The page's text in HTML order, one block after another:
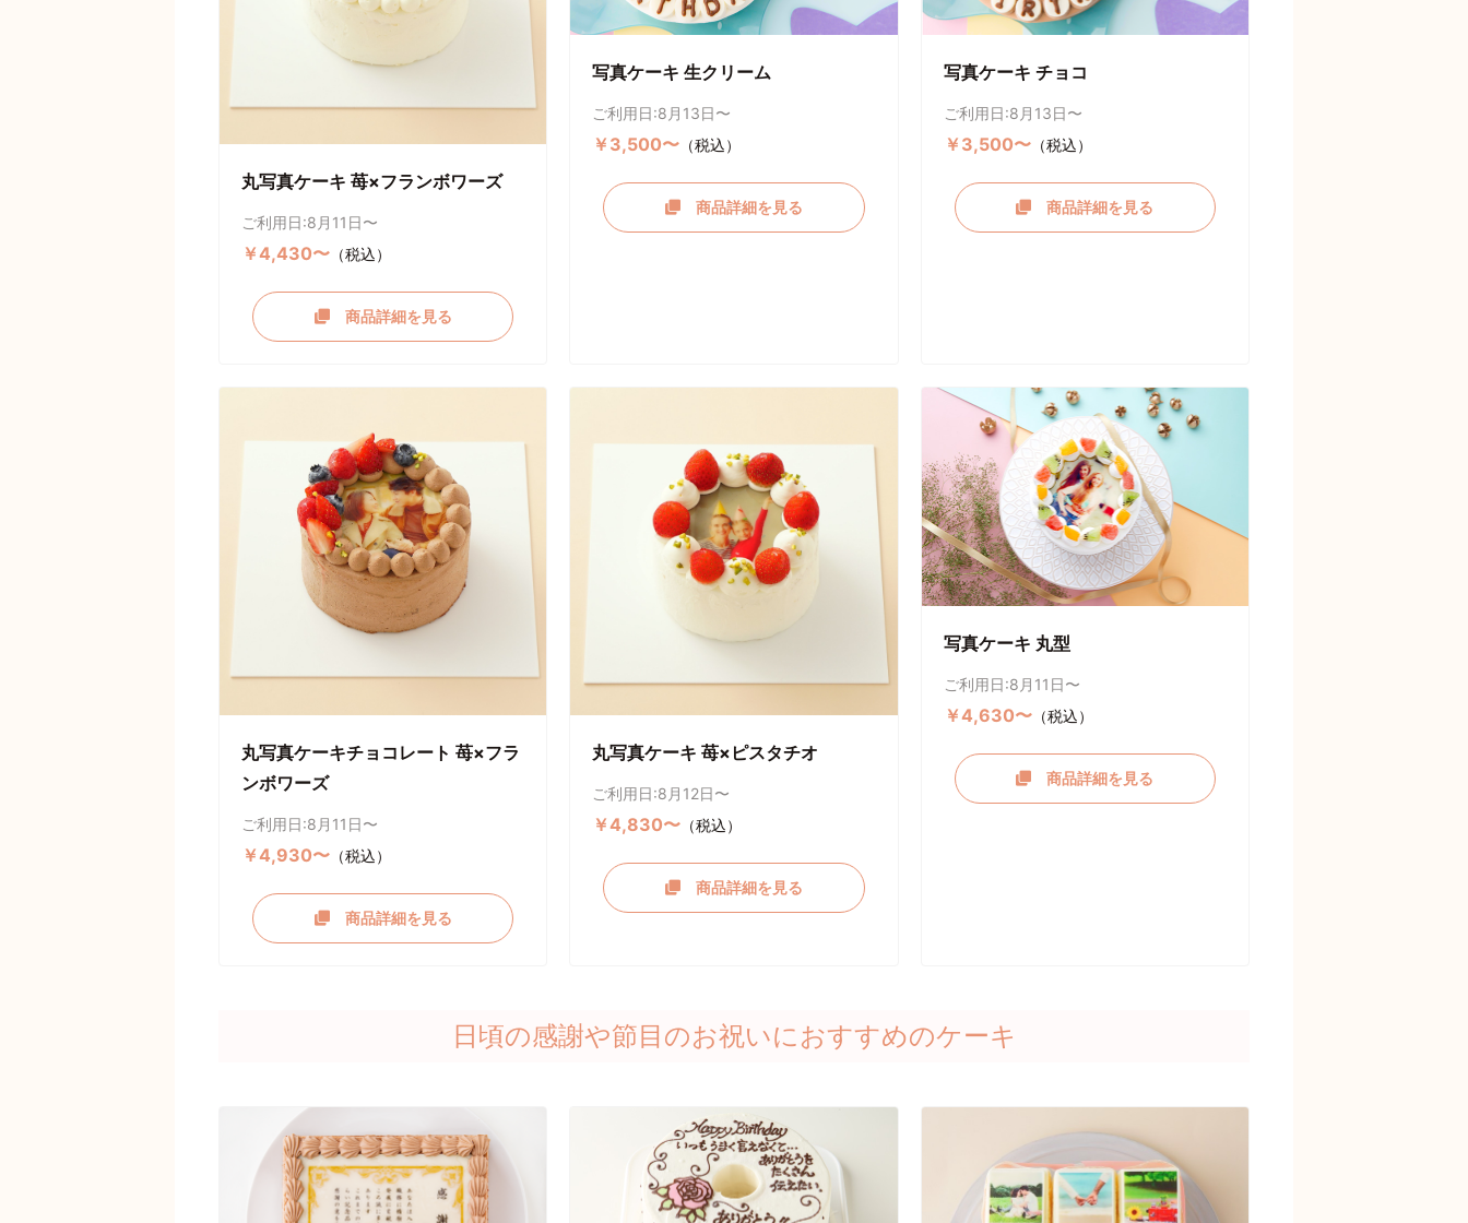
丸写真ケーキ 苺×フランボワーズ
ご利用日:8月11日〜
￥4,430〜 （税込）
商品詳細を見る
写真ケーキ 生クリーム
ご利用日:8月13日〜
￥3,500〜 （税込）
商品詳細を見る
写真ケーキ チョコ
ご利用日:8月13日〜
￥3,500〜（税込）
商品詳細を見る
丸写真ケーキチョコレート 苺×フラ
ンボワーズ
ご利用日:8月11日〜
￥4,930〜 （税込）
商品詳細を見る
丸写真ケーキ 苺×ピスタチオ
ご利用日:8月12日〜
￥4,830〜 （税込）
商品詳細を見る
写真ケーキ 丸型
ご利用日:8月11日〜
￥4,630〜（税込）
商品詳細を見る
日頃の感謝や節目のお祝いにおすすめのケーキ